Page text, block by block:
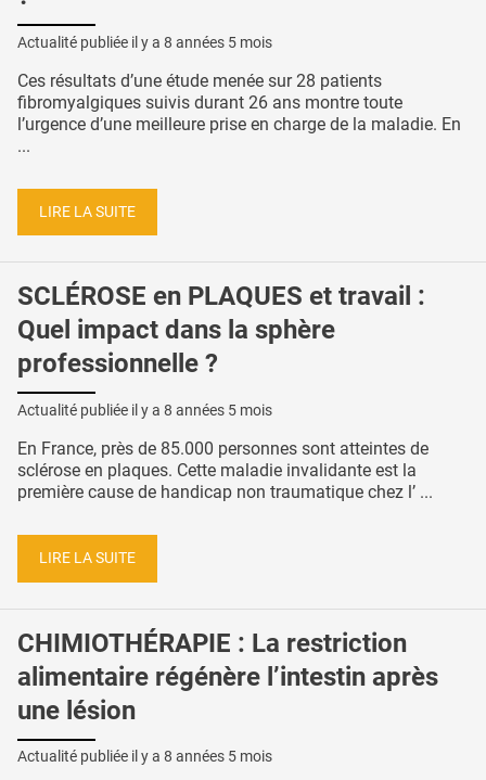
Actualité publiée il y a 8 années 5 mois
Ces résultats d’une étude menée sur 28 patients
fibromyalgiques suivis durant 26 ans montre toute
l’urgence d’une meilleure prise en charge de la maladie. En
...
LIRE LA SUITE
SCLÉROSE en PLAQUES et travail :
Quel impact dans la sphère
professionnelle ?
Actualité publiée il y a 8 années 5 mois
En France, près de 85.000 personnes sont atteintes de
sclérose en plaques. Cette maladie invalidante est la
première cause de handicap non traumatique chez l’ ...
LIRE LA SUITE
CHIMIOTHÉRAPIE : La restriction
alimentaire régénère l’intestin après
une lésion
Actualité publiée il y a 8 années 5 mois